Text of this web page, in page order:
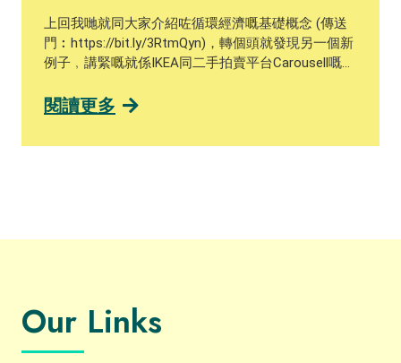
上回我哋就同大家介紹咗循環經濟嘅基礎概念 (傳送
門︰https://bit.ly/3RtmQyn)，轉個頭就發現另一個新
例子﹐講緊嘅就係IKEA同二手拍賣平台Carousell嘅最
「IKEA專區」，展示IKEA九龍灣店特價品區內嘅陳列
啲陳列品或貨尾標價上要打折扣先賣得出﹐變相IKEA
負擔﹐宜家消費者可以低價買到心頭好﹐IKEA又可以
減少棄置產品嘅支出﹐所以絕對係WIN-WIN 呢個合作
有機會為IKEA擴闊線上銷售渠道，間接將品牌推廣至
閱讀更多
Our Links